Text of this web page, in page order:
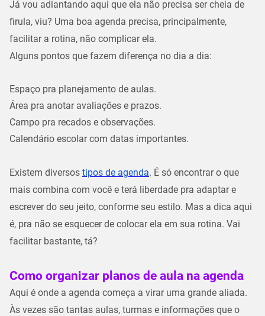
Já vou adiantando aqui que ela não precisa ser cheia de
firula, viu? Uma boa agenda precisa, principalmente,
facilitar a rotina, não complicar ela.
Alguns pontos que fazem diferença no dia a dia:
Espaço pra planejamento de aulas.
Área pra anotar avaliações e prazos.
Campo pra recados e observações.
Calendário escolar com datas importantes.
Existem diversos tipos de agenda. É só encontrar o que
mais combina com você e terá liberdade pra adaptar e
escrever do seu jeito, conforme seu estilo. Mas a dica aqui
é, pra não se esquecer de colocar ela em sua rotina. Vai
facilitar bastante, tá?
Como organizar planos de aula na agenda
Aqui é onde a agenda começa a virar uma grande aliada.
Às vezes são tantas aulas, turmas e informações que o